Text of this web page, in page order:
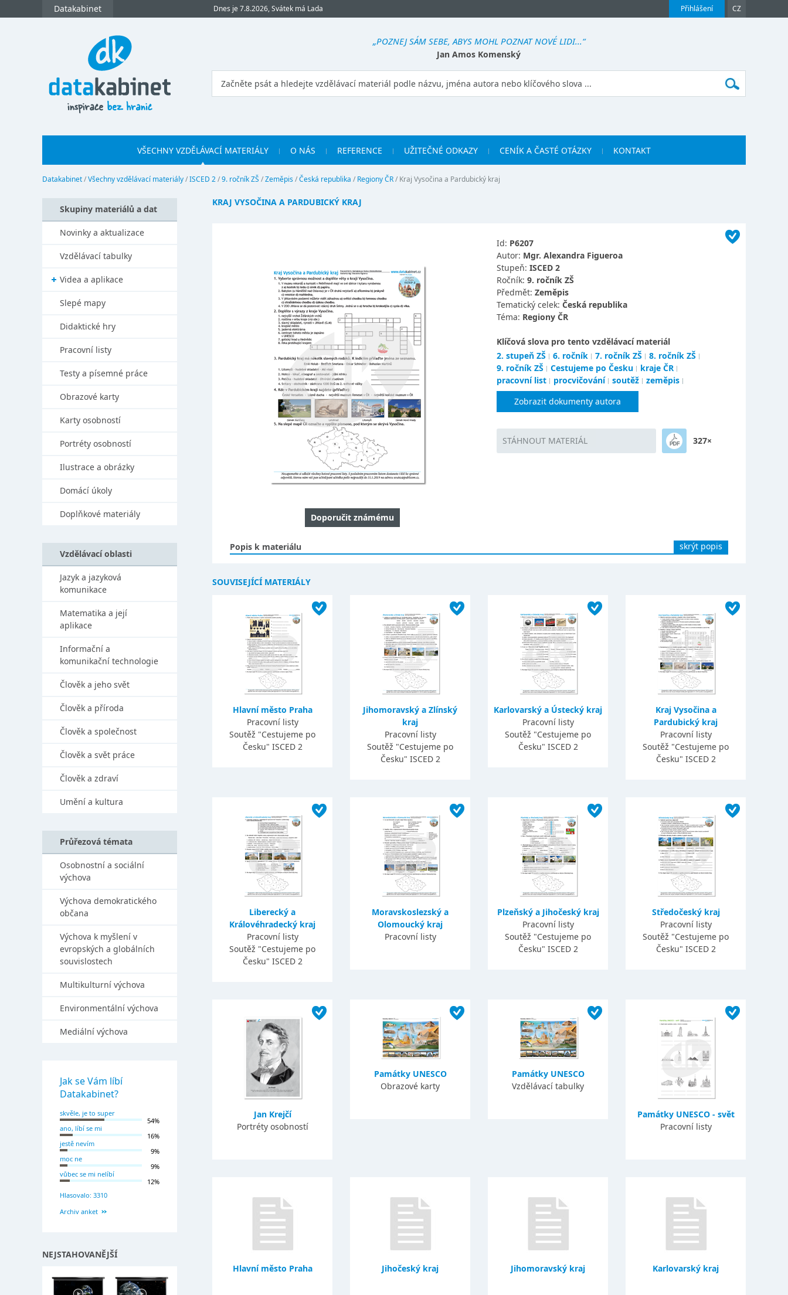
Přihlášení CZ
Datakabinet Dnes je 7.8.2026, Svátek má Lada
„POZNEJ SÁM SEBE, ABYS MOHL POZNAT NOVÉ LIDI...“
Jan Amos Komenský
VŠECHNY VZDĚLÁVACÍ MATERIÁLY O NÁS REFERENCE UŽITEČNÉ ODKAZY CENÍK A ČASTÉ OTÁZKY KONTAKT
Datakabinet/Všechny vzdělávací materiály/ISCED 2/9. ročník ZŠ /Zeměpis/Česká republika / Regiony ČR/ Kraj Vysočina a Pardubický kraj
KRAJ VYSOČINA A PARDUBICKÝ KRAJ
Doporučit známému
Id: P6207
Autor: Mgr. Alexandra Figueroa
Stupeň: ISCED 2
Ročník: 9. ročník ZŠ
Předmět: Zeměpis
Tematický celek: Česká republika
Téma: Regiony ČR
Klíčová slova pro tento vzdělávací materiál
2. stupeň ZŠ
6. ročník 7. ročník ZŠ
8. ročník ZŠ
9. ročník ZŠ
Cestujeme po Česku
kraje ČR
pracovní list
procvičování soutěž
zeměpis
Zobrazit dokumenty autora
STÁHNOUT MATERIÁL 327×
Popis k materiálu skrýt popis
SOUVISEJÍCÍ MATERIÁLY
Hlavní město Praha
Pracovní listy
Soutěž "Cestujeme po
Česku" ISCED 2
Jihomoravský a Zlínský
kraj
Pracovní listy
Soutěž "Cestujeme po
Česku" ISCED 2
Karlovarský a Ústecký kraj
Pracovní listy
Soutěž "Cestujeme po
Česku" ISCED 2
Kraj Vysočina a
Pardubický kraj
Pracovní listy
Soutěž "Cestujeme po
Česku" ISCED 2
Liberecký a
Královéhradecký kraj
Pracovní listy
Soutěž "Cestujeme po
Česku" ISCED 2
Moravskoslezský a
Olomoucký kraj
Pracovní listy
Plzeňský a Jihočeský kraj
Pracovní listy
Soutěž "Cestujeme po
Česku" ISCED 2
Středočeský kraj
Pracovní listy
Soutěž "Cestujeme po
Česku" ISCED 2
Jan Krejčí
Portréty osobností
Památky UNESCO
Obrazové karty
Památky UNESCO
Vzdělávací tabulky
Památky UNESCO - svět
Pracovní listy
Hlavní město Praha Jihočeský kraj Jihomoravský kraj Karlovarský kraj
Skupiny materiálů a dat
Novinky a aktualizace
Vzdělávací tabulky
Videa a aplikace
Slepé mapy
Didaktické hry
Pracovní listy
Testy a písemné práce
Obrazové karty
Karty osobností
Portréty osobností
Ilustrace a obrázky
Domácí úkoly
Doplňkové materiály
Vzdělávací oblasti
Jazyk a jazyková
komunikace
Matematika a její
aplikace
Informační a
komunikační technologie
Člověk a jeho svět
Člověk a příroda
Člověk a společnost
Člověk a svět práce
Člověk a zdraví
Umění a kultura
Průřezová témata
Osobnostní a sociální
výchova
Výchova demokratického
občana
Výchova k myšlení v
evropských a globálních
souvislostech
Multikulturní výchova
Environmentální výchova
Mediální výchova
Jak se Vám líbí
Datakabinet?
skvěle, je to super
54%
ano, líbí se mi
16%
jestě nevím
9%
moc ne
9%
vůbec se mi nelíbí
12%
Hlasovalo: 3310
Archiv anket
NEJSTAHOVANĚJŠÍ